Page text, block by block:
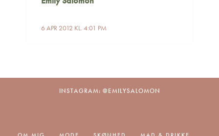
6 APR 2012 KL. 4:01 PM
INSTAGRAM: @EMILYSALOMON